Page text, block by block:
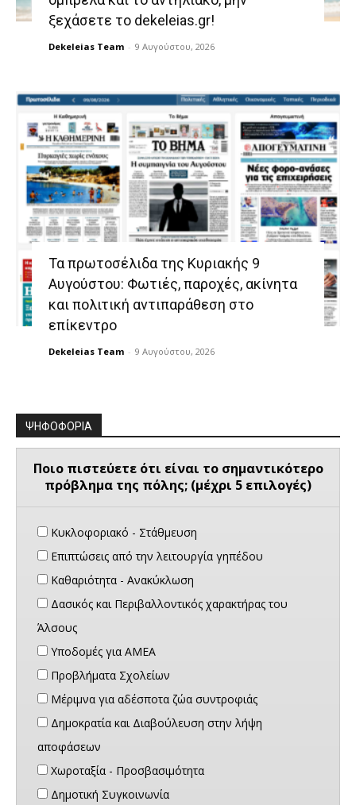
ξεχάσετε το dekeleias.gr!
Dekeleias Team - 9 Αυγούστου, 2026
Τα πρωτοσέλιδα της Κυριακής 9
Αυγούστου: Φωτιές, παροχές, ακίνητα
και πολιτική αντιπαράθεση στο
επίκεντρο
Dekeleias Team - 9 Αυγούστου, 2026
ΨΗΦΟΦΟΡΙΑ
Ποιο πιστεύετε ότι είναι το σημαντικότερο
πρόβλημα της πόλης; (μέχρι 5 επιλογές)
Κυκλοφοριακό - Στάθμευση
Επιπτώσεις από την λειτουργία γηπέδου
Καθαριότητα - Ανακύκλωση
Δασικός και Περιβαλλοντικός χαρακτήρας του
Άλσους
Υποδομές για ΑΜΕΑ
Προβλήματα Σχολείων
Μέριμνα για αδέσποτα ζώα συντροφιάς
Δημοκρατία και Διαβούλευση στην λήψη
αποφάσεων
Χωροταξία - Προσβασιμότητα
Δημοτική Συγκοινωνία